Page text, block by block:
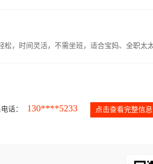
，时间灵活，不需坐班，适合宝妈、全职太太
话： 130****5233 点击查看完整信息